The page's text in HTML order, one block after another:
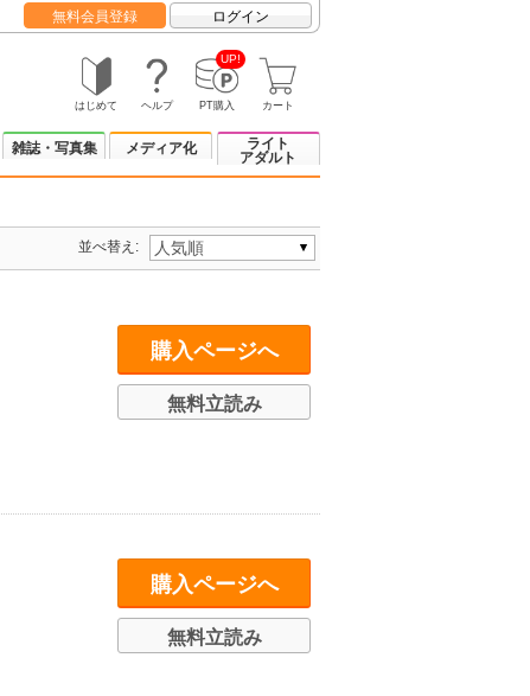
無料会員登録 ログイン
はじめて ヘルプ
UP!
PT購入 カート
雑誌・写真集 メディア化
ライト
アダルト
並べ替え:
購入ページへ
無料立読み
購入ページへ
無料立読み